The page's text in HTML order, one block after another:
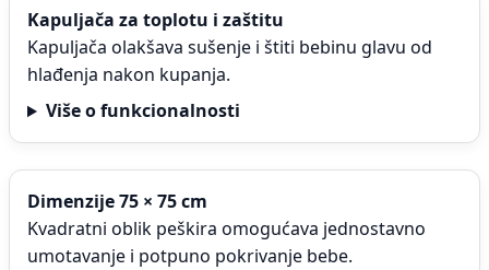
Kapuljača za toplotu i zaštitu
Kapuljača olakšava sušenje i štiti bebinu glavu od
hlađenja nakon kupanja.
Više o funkcionalnosti
Dimenzije 75 × 75 cm
Kvadratni oblik peškira omogućava jednostavno
umotavanje i potpuno pokrivanje bebe.